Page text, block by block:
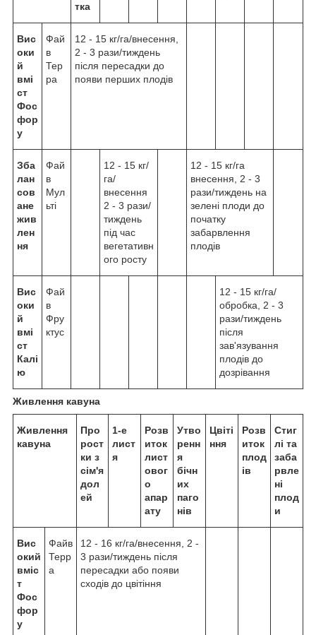
тка
Вис
оки
й
вмі
ст
Фос
фор
у
Фай
в
Тер
ра
12 - 15 кг/га/внесення,
2 - 3 рази/тиждень
після пересадки до
появи перших плодів
Зба
лан
сов
ане
жив
лен
ня
Фай
в
Мул
ьті
12 - 15 кг/
га/
внесення
2 - 3 рази/
тиждень
під час
вегетативн
ого росту
12 - 15 кг/га
внесення, 2 - 3
рази/тиждень на
зелені плоди до
початку
забарвлення
плодів
Вис
оки
й
вмі
ст
Калі
ю
Фай
в
Фру
ктус
12 - 15 кг/га/
обробка, 2 - 3
рази/тиждень
після
зав'язування
плодів до
дозрівання
Живлення кавуна
Живлення
кавуна
Про
рост
ки з
сім'я
дол
ей
1-е
лист
я
Розв
иток
лист
овог
о
апар
ату
Утво
ренн
я
бічн
их
паго
нів
Цвіті
ння
Розв
иток
плод
ів
Стиг
лі та
заба
рвле
ні
плод
и
Вис
окий
вміс
т
Фос
фор
у
Файв
Терр
а
12 - 16 кг/га/внесення, 2 -
3 рази/тиждень після
пересадки або появи
сходів до цвітіння